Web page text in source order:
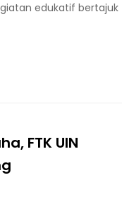
edukatif bertajuk
FTK UIN